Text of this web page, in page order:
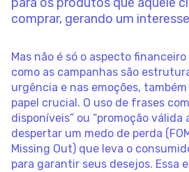
comprar, gerando um
Mas não é só o aspecto
como as campanhas são
urgência e nas emoções,
papel crucial. O uso de frases
disponíveis” ou “promoção válida
despertar um medo de perda
Missing Out) que leva o
para garantir seus desejos. Essa